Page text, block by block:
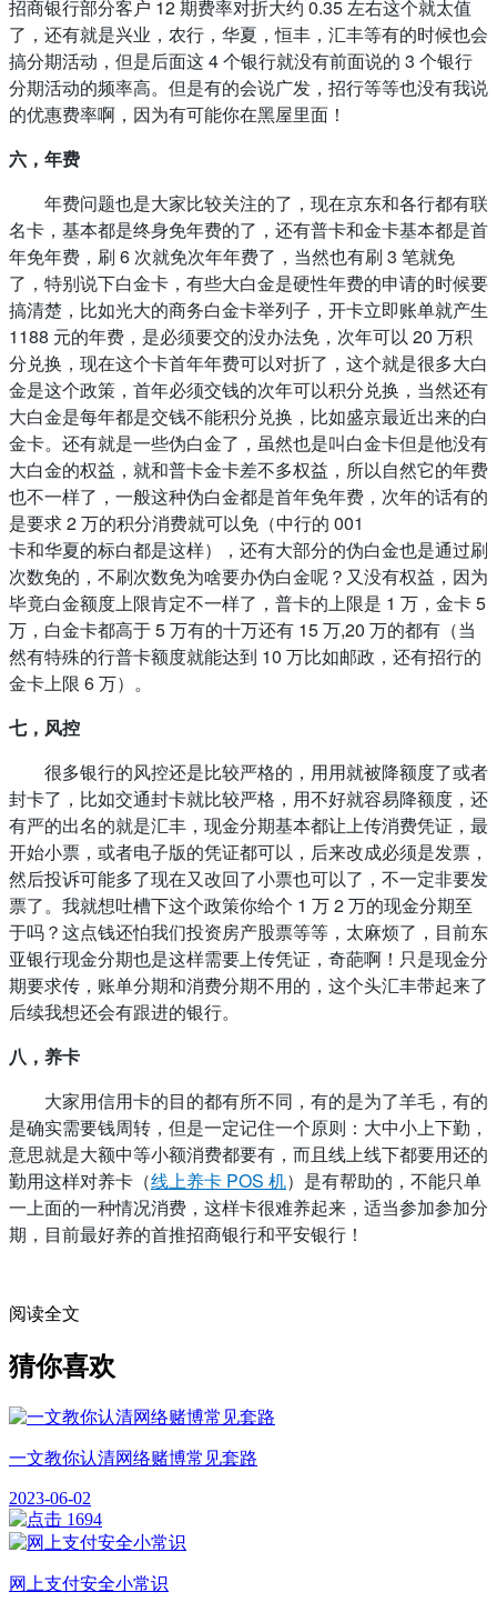
招商银行部分客户 12 期费率对折大约 0.35 左右这个就太值
了，还有就是兴业，农行，华夏，恒丰，汇丰等有的时候也会
搞分期活动，但是后面这 4 个银行就没有前面说的 3 个银行
分期活动的频率高。但是有的会说广发，招行等等也没有我说
的优惠费率啊，因为有可能你在黑屋里面！
六，年费
年费问题也是大家比较关注的了，现在京东和各行都有联
名卡，基本都是终身免年费的了，还有普卡和金卡基本都是首
年免年费，刷 6 次就免次年年费了，当然也有刷 3 笔就免
了，特别说下白金卡，有些大白金是硬性年费的申请的时候要
搞清楚，比如光大的商务白金卡举列子，开卡立即账单就产生
1188 元的年费，是必须要交的没办法免，次年可以 20 万积
分兑换，现在这个卡首年年费可以对折了，这个就是很多大白
金是这个政策，首年必须交钱的次年可以积分兑换，当然还有
大白金是每年都是交钱不能积分兑换，比如盛京最近出来的白
金卡。还有就是一些伪白金了，虽然也是叫白金卡但是他没有
大白金的权益，就和普卡金卡差不多权益，所以自然它的年费
也不一样了，一般这种伪白金都是首年免年费，次年的话有的
是要求 2 万的积分消费就可以免（中行的 001
卡和华夏的标白都是这样），还有大部分的伪白金也是通过刷
次数免的，不刷次数免为啥要办伪白金呢？又没有权益，因为
毕竟白金额度上限肯定不一样了，普卡的上限是 1 万，金卡 5
万，白金卡都高于 5 万有的十万还有 15 万,20 万的都有（当
然有特殊的行普卡额度就能达到 10 万比如邮政，还有招行的
金卡上限 6 万）。
七，风控
很多银行的风控还是比较严格的，用用就被降额度了或者
封卡了，比如交通封卡就比较严格，用不好就容易降额度，还
有严的出名的就是汇丰，现金分期基本都让上传消费凭证，最
开始小票，或者电子版的凭证都可以，后来改成必须是发票，
然后投诉可能多了现在又改回了小票也可以了，不一定非要发
票了。我就想吐槽下这个政策你给个 1 万 2 万的现金分期至
于吗？这点钱还怕我们投资房产股票等等，太麻烦了，目前东
亚银行现金分期也是这样需要上传凭证，奇葩啊！只是现金分
期要求传，账单分期和消费分期不用的，这个头汇丰带起来了
后续我想还会有跟进的银行。
八，养卡
大家用信用卡的目的都有所不同，有的是为了羊毛，有的
是确实需要钱周转，但是一定记住一个原则：大中小上下勤，
意思就是大额中等小额消费都要有，而且线上线下都要用还的
勤用这样对养卡（线上养卡 POS 机）是有帮助的，不能只单
一上面的一种情况消费，这样卡很难养起来，适当参加参加分
期，目前最好养的首推招商银行和平安银行！
阅读全文
猜你喜欢
一文教你认清网络赌博常见套路
2023-06-02
1694
网上支付安全小常识